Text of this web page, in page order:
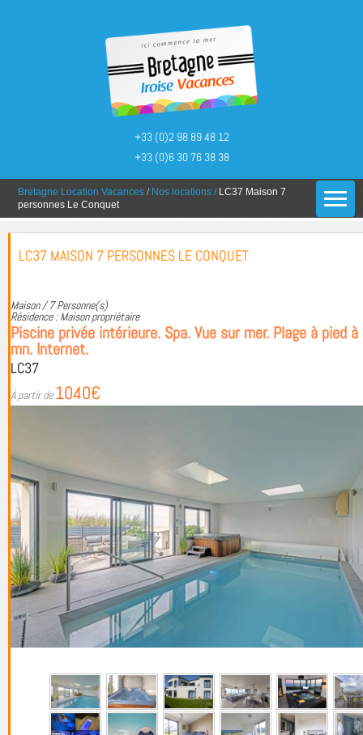
+33 (0)2 98 89 48 12
+33 (0)6 30 76 38 38
You are here:
Bretagne Location Vacances / Nos locations / LC37 Maison 7
personnes Le Conquet
LC37 MAISON 7 PERSONNES LE CONQUET
Maison / 7 Personne(s)
Résidence : Maison propriétaire
Piscine privée intérieure. Spa. Vue sur mer. Plage à pied à
mn. Internet.
LC37
1040€